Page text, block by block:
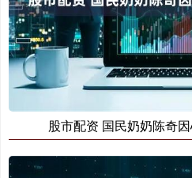
股市配资 国民奶奶陈奇